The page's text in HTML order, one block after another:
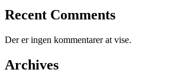
Recent Comments
Der er ingen kommentarer at vise.
Archives